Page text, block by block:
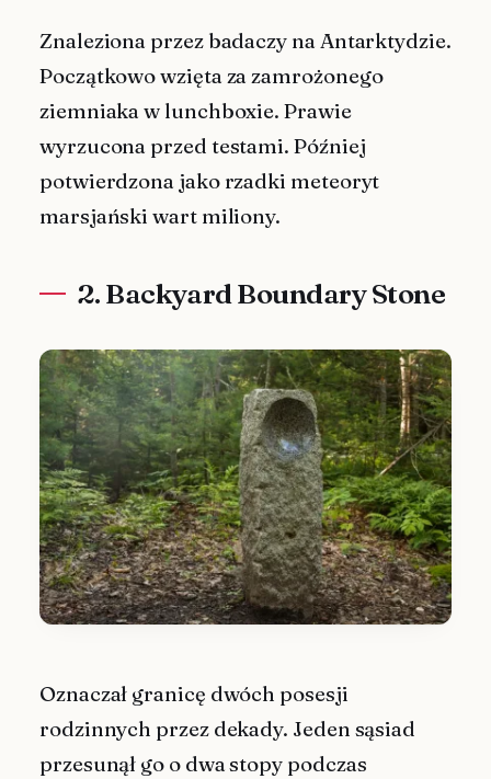
Znaleziona przez badaczy na Antarktydzie.
Początkowo wzięta za zamrożonego
ziemniaka w lunchboxie. Prawie
wyrzucona przed testami. Później
potwierdzona jako rzadki meteoryt
marsjański wart miliony.
2. Backyard Boundary Stone
Oznaczał granicę dwóch posesji
rodzinnych przez dekady. Jeden sąsiad
przesunął go o dwa stopy podczas